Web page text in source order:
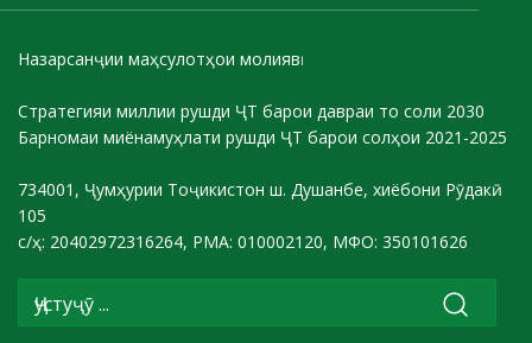
Назарсанҷии маҳсулотҳои молиявӣ
Стратегияи миллии рушди ҶТ барои давраи то соли 2030
Барномаи миёнамуҳлати рушди ҶТ барои солҳои 2021-2025
734001, Ҷумҳурии Тоҷикистон ш. Душанбе, хиёбони Рӯдакӣ
105
с/ҳ: 20402972316264, РМА: 010002120, МФО: 350101626